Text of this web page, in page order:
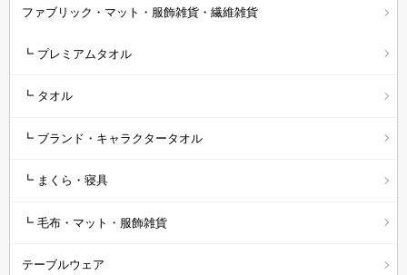
ファブリック・マット・服飾雑貨・繊維雑貨
┗ プレミアムタオル
┗ タオル
┗ ブランド・キャラクタータオル
┗ まくら・寝具
┗ 毛布・マット・服飾雑貨
テーブルウェア